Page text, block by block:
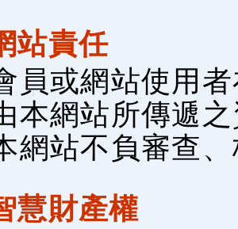
站責任
員或網站使用
本網站所傳遞
網站不負審查
慧財產權